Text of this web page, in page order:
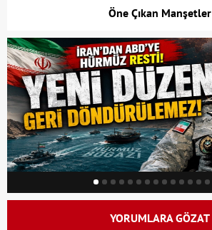
Öne Çıkan Manşetler
YORUMLARA GÖZAT